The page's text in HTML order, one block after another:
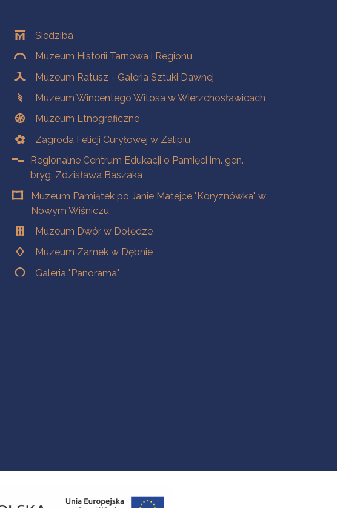
OddziałySiedziba
Muzeum Historii Tarnowa i Regionu
Muzeum Ratusz - Galeria Sztuki Dawnej
Muzeum Wincentego Witosa w Wierzchosławicach
Muzeum Etnograficzne
Zagroda Felicji Curyłowej w Zalipiu
Regionalne Centrum Edukacji o Pamięci im. gen.
bryg. Zdzisława Baszaka
Muzeum Pamiątek po Janie Matejce "Koryznówka" w
Nowym Wiśniczu
Muzeum Dwór w Dołędze
Muzeum Zamek w Dębnie
Galeria "Panorama"